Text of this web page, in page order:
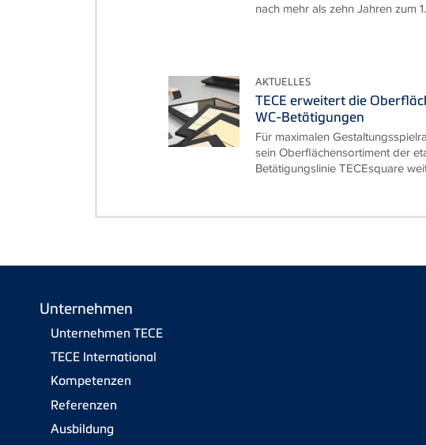
nach mehr als zehn Jahren zum
AKTUELLES
TECE erweitert die
WC-Betätigungen
Für maximalen
sein Oberflächensortiment der
Betätigungslinie TECEsquare
Unternehmen
Unternehmen TECE
TECE International
Kompetenzen
Referenzen
Ausbildung